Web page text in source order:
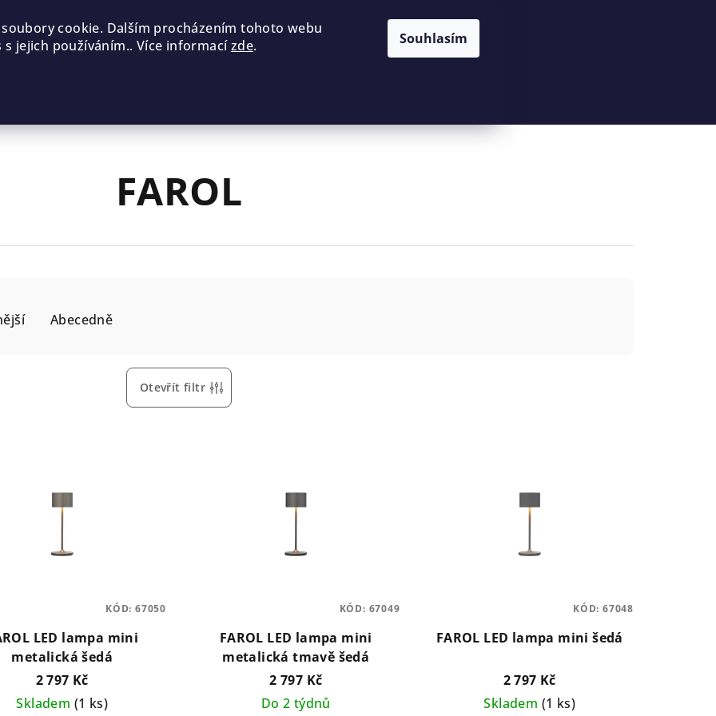
cookie. Dalším procházením tohoto webu
jejich používáním.. Více informacízde. Souhlasím
FAROL
Abecedně
Otevřít filtr
LED lampa mini
metalická šedá
2 797 Kč
Skladem (1 ks)
KÓD: 67050
FAROL LED lampa mini
metalická tmavě šedá
2 797 Kč
Do 2 týdnů
KÓD: 67049
FAROL LED lampa mini šedá
2 797 Kč
Skladem (1 ks)
KÓD: 67048